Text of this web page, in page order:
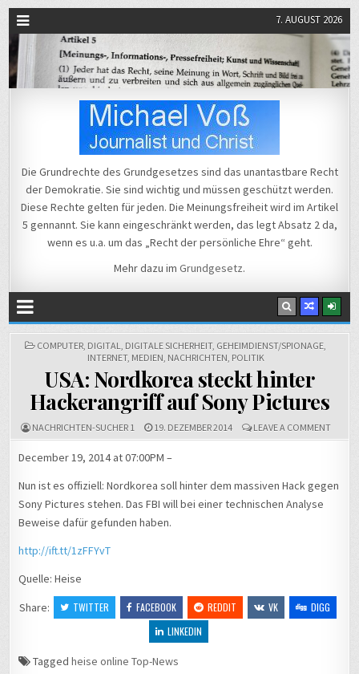
7. AUGUST 2026
Michael Voß
Die Grundrechte des Grundgesetzes sind das unantastbare Recht
der Demokratie. Sie sind wichtig und müssen geschützt werden.
Diese Rechte gelten für jeden. Die Meinungsfreiheit wird im Artikel
5 gennannt. Sie kann eingeschränkt werden, das legt Absatz 2 da,
wenn es u.a. um das „Recht der persönliche Ehre“ geht.
Mehr dazu im Grundgesetz.
POSTED
COMPUTER, DIGITAL, DIGITALE SICHERHEIT, GEHEIMDIENST/SPIONAGE,
INTERNET, MEDIEN, NACHRICHTEN, POLITIK
USA: Nordkorea steckt hinter
Hackerangriff auf Sony Pictures
NACHRICHTEN-SUCHER 1 19. DEZEMBER 2014 LEAVE A COMMENTON
USA:
December 19, 2014 at 07:00PM –
Nun ist es offiziell: Nordkorea soll hinter dem massiven Hack gegen
Sony Pictures stehen. Das FBI will bei einer technischen Analyse
Beweise dafür gefunden haben.
http://ift.tt/1zFFYvT
Quelle: Heise
Share:
TWITTER FACEBOOK REDDIT VK
DIGG
LINKEDIN
Taggedheise online Top-News